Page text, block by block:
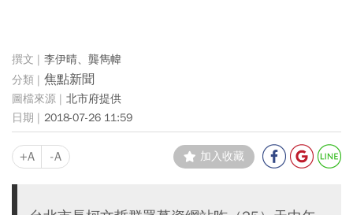
李伊晴、龔雋幃
焦點新聞
北市府提供
2018-07-26 11:59
+A -A 加入收藏